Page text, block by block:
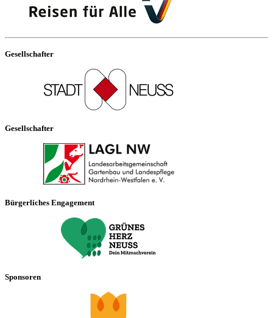
Gesellschafter
Gesellschafter
Bürgerliches Engagement
Sponsoren